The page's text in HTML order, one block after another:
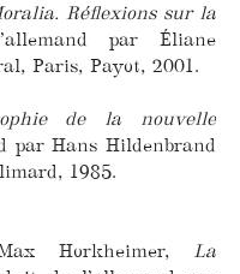
Réflexions sur la
par Éliane
Paris, Payot, 2001.
de la nouvelle
par Hans Hildenbrand
1985.
Horkheimer, La